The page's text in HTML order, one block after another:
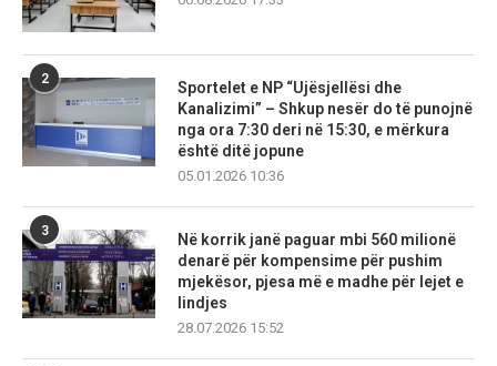
2
Sportelet e NP “Ujësjellësi dhe
Kanalizimi” – Shkup nesër do të punojnë
nga ora 7:30 deri në 15:30, e mërkura
është ditë jopune
05.01.2026 10:36
3
Në korrik janë paguar mbi 560 milionë
denarë për kompensime për pushim
mjekësor, pjesa më e madhe për lejet e
lindjes
28.07.2026 15:52